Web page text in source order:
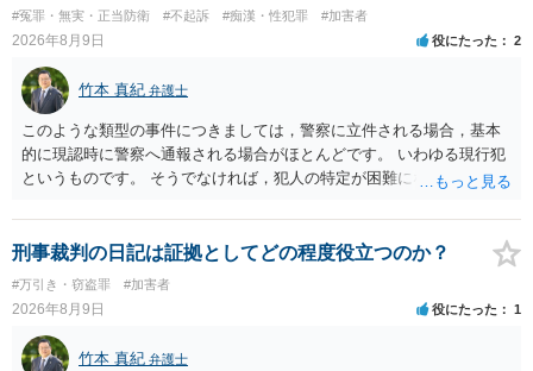
#冤罪・無実・正当防衛 #不起訴 #痴漢・性犯罪 #加害者
2026年8月9日 役にたった 2
竹本 真紀 弁護士
このような類型の事件につきましては，警察に立件される場合，基本
的に現認時に警察へ通報される場合がほとんどです。 いわゆる現行犯
というものです。 そうでなければ，犯人の特定が困難になってしまい
（事件性）とともに，誰の行為かの判断がされる（犯人性）が必要な
のですが，現認時に警察が臨場できる場合以外は，基本的に犯人性を
特定することができません。もちろん，常習性が顕著で，既に前科を
有していて警察に把握されていれば別ですが，そのような方は，この
ような場所に質問を掲げてくることはありません。心配・不安になる
ことはよくわかるのですが，心配・不安を感じている方は，警察に把
握されていることがありませんので，犯人性が特定されることはあり
刑事裁判の日記は証拠としてどの程度役立つのか？
#万引き・窃盗罪 #加害者
2026年8月9日 役にたった 1
竹本 真紀 弁護士